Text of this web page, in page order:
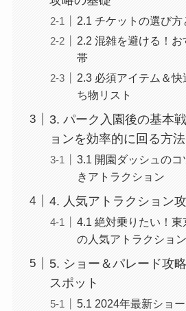
2.1 チケットの選び
2.2 混雑を避ける！
帯
2.3 必須アイテム＆
ち物リスト
3. パーク入園後の基本
ョンを効率的に回る方法
3.1 開園ダッシュの
きアトラクション
4. 人気アトラクション
4.1 絶対乗りたい！
の人気アトラクション
5. ショー＆パレード攻
スポット
5.1 2024年最新ショ